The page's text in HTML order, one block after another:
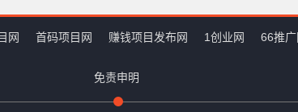
网 首码项目网 赚钱项目发布网 1创业网 66推
免责申明